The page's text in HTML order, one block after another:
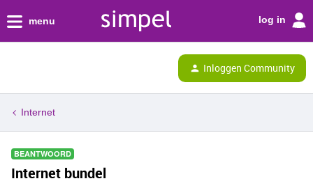
menu log in
Inloggen Community
Internet
BEANTWOORD
Internet bundel